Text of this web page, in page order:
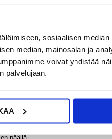
sosiaalisen
median, mainosalan ja
voivat yhdistää
palvelujaan.
näytöllä ja yli 100 urheilutilalla
harjoittelua. IP67-luokiteltu
päällä.